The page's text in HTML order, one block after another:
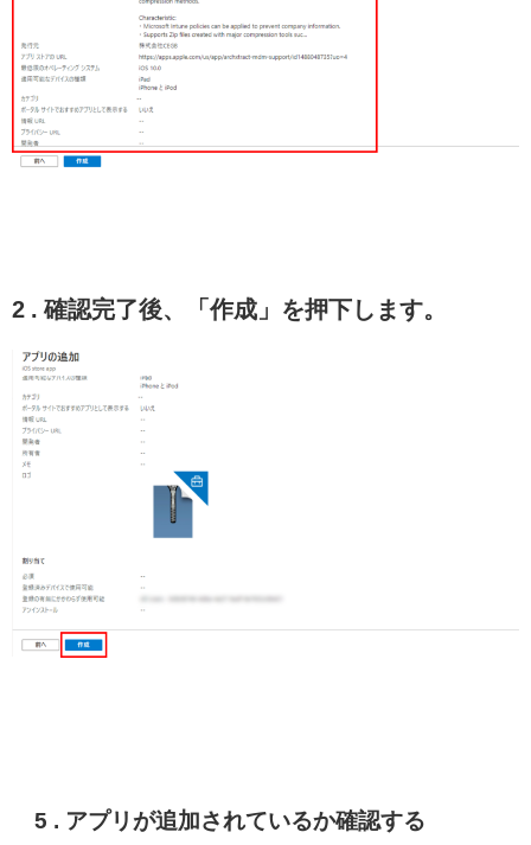
2 . 確認完了後、「作成」を押下します。
5 . アプリが追加されているか確認する